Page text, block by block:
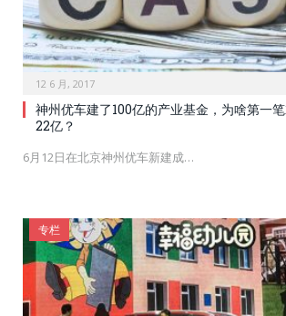
12 6 月, 2017
神州优车建了100亿的产业基金，为啥第一
22亿？
6月12日在北京神州优车新建成…
专栏